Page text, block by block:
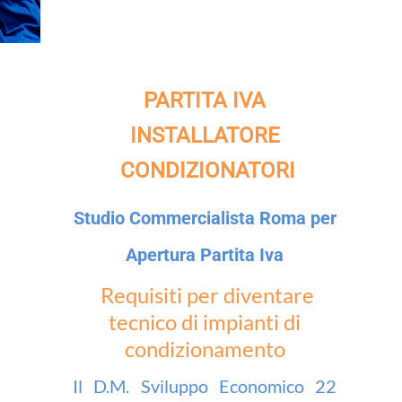
PARTITA IVA
INSTALLATORE
CONDIZIONATORI
Studio Commercialista Roma per
Apertura Partita Iva
Requisiti per diventare
tecnico di impianti di
condizionamento
Il D.M. Sviluppo Economico 22